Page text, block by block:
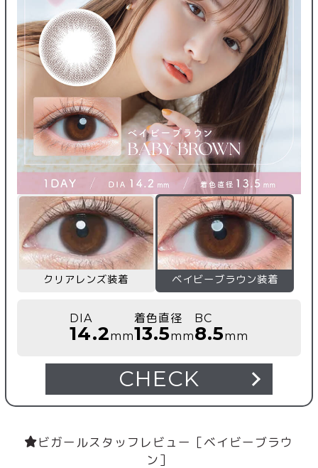
クリアレンズ装着 ベイビーブラウン装着
DIA
14.2mm
着色直径
13.5mm
BC
8.5mm
CHECK
ビガールスタッフレビュー［ベイビーブラウ
ン］